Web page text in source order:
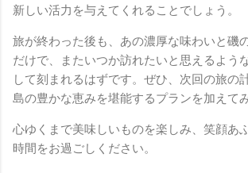
新しい活力を与えてくれることでしょう。
旅が終わった後も、あの濃厚な味わいと磯
だけで、またいつか訪れたいと思えるよう
して刻まれるはずです。ぜひ、次回の旅の
島の豊かな恵みを堪能するプランを加えて
心ゆくまで美味しいものを楽しみ、笑顔あ
時間をお過ごしください。